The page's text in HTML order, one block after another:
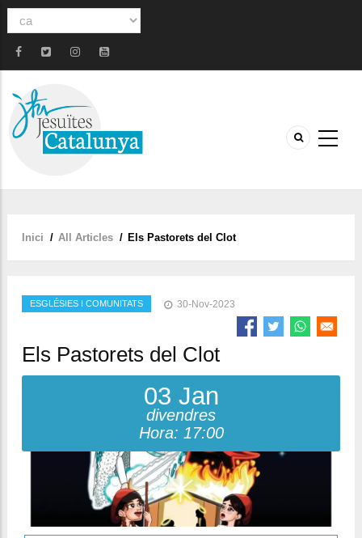
Select
language
Fil
Inici / All Articles / Els Pastorets del Clot
ESGLÉSIES I COMUNITATS 30-Nov-2023
Els Pastorets del Clot
03 Jan
divendres
Hora: 17:00